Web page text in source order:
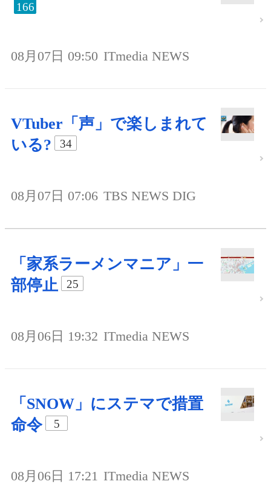
166
08月07日 09:50 ITmedia NEWS
VTuber「声」で楽しまれて
いる?
34
08月07日 07:06 TBS NEWS DIG
「家系ラーメンマニア」一
部停止
25
08月06日 19:32 ITmedia NEWS
「SNOW」にステマで措置
命令
5
08月06日 17:21 ITmedia NEWS